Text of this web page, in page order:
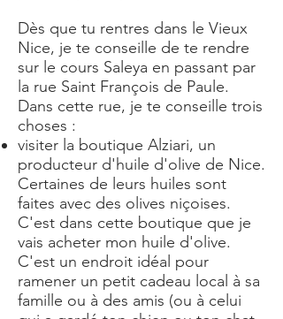
Dès que tu rentres dans le Vieux
Nice, je te conseille de te rendre
sur le cours Saleya en passant par
la rue Saint François de Paule.
Dans cette rue, je te conseille trois
choses :
visiter la boutique Alziari, un
producteur d'huile d'olive de Nice.
Certaines de leurs huiles sont
faites avec des olives niçoises.
C'est dans cette boutique que je
vais acheter mon huile d'olive.
C'est un endroit idéal pour
ramener un petit cadeau local à sa
famille ou à des amis (ou à celui